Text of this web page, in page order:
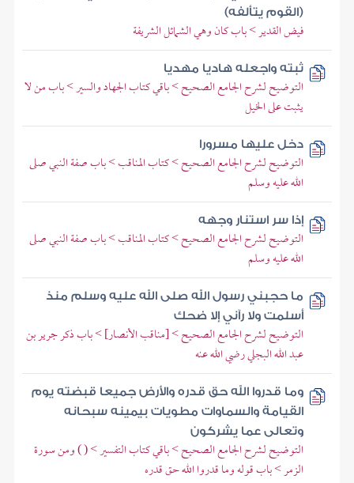
(القوم يتألفه)
فيض القدير > باب كان وهي الشمائل الشريفة
ثبته واجعله هاديا مهديا
التوضيح لشرح الجامع الصحيح > باقي كتاب الجهاد والسير > باب من لا
يثبت على الخيل
دخل عليها مسرورا
التوضيح لشرح الجامع الصحيح > كتاب المناقب > باب صفة النبي صلى
الله عليه وسلم
إذا سر استنار وجهه
التوضيح لشرح الجامع الصحيح > كتاب المناقب > باب صفة النبي صلى
الله عليه وسلم
ما حجبني رسول الله صلى الله عليه وسلم منذ
أسلمت ولا رآني إلا ضحك
التوضيح لشرح الجامع الصحيح > [مناقب الأنصار] > باب ذكر جرير بن
عبد الله البجلي رضي الله عنه
وما قدروا الله حق قدره والأرض جميعا قبضته يوم
القيامة والسماوات مطويات بيمينه سبحانه
وتعالى عما يشركون
التوضيح لشرح الجامع الصحيح > باقي كتاب التفسير > ( ) ومن سورة
الزمر > باب قوله وما قدروا الله حق قدره